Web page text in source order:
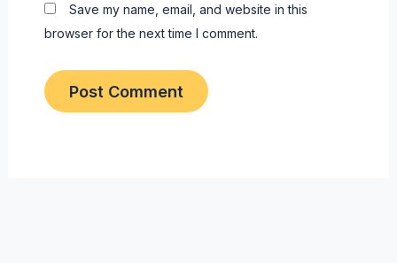
Save my name, email, and website in this
browser for the next time I comment.